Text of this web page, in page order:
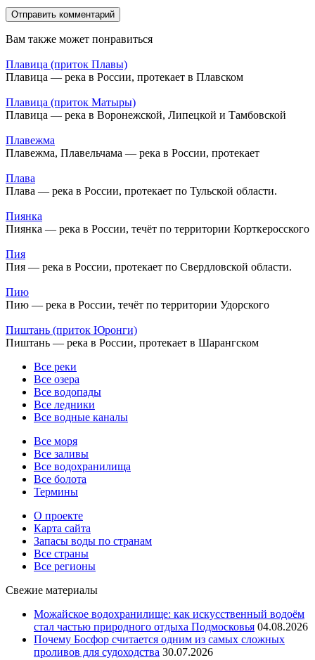
Вам также может понравиться
Плавица (приток Плавы)
Плавица — река в России, протекает в Плавском
Плавица (приток Матыры)
Плавица — река в Воронежской, Липецкой и Тамбовской
Плавежма
Плавежма, Плавельчама — река в России, протекает
Плава
Плава — река в России, протекает по Тульской области.
Пиянка
Пиянка — река в России, течёт по территории Корткеросского
Пия
Пия — река в России, протекает по Свердловской области.
Пию
Пию — река в России, течёт по территории Удорского
Пиштань (приток Юронги)
Пиштань — река в России, протекает в Шарангском
Все реки
Все озера
Все водопады
Все ледники
Все водные каналы
Все моря
Все заливы
Все водохранилища
Все болота
Термины
О проекте
Карта сайта
Запасы воды по странам
Все страны
Все регионы
Свежие материалы
Можайское водохранилище: как искусственный водоём
стал частью природного отдыха Подмосковья 04.08.2026
Почему Босфор считается одним из самых сложных
проливов для судоходства 30.07.2026